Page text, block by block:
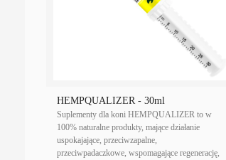
HEMPQUALIZER - 30ml
Suplementy dla koni HEMPQUALIZER to w
100% naturalne produkty, mające działanie
uspokajające, przeciwzapalne,
przeciwpadaczkowe, wspomagające regenerację,